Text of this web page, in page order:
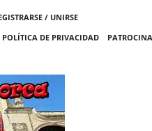
/ UNIRSE
POLÍTICA DE PRIVACIDAD